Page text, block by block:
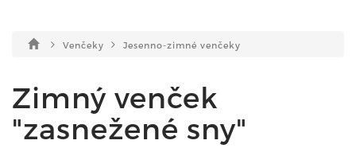
Venčeky Jesenno-zimné venčeky
Zimný venček
"zasnežené sny"